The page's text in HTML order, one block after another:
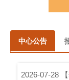
中心公告
2026-07-28